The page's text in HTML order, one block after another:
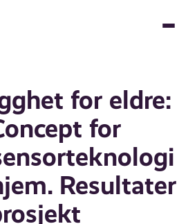
for eldre:
for
Resultater